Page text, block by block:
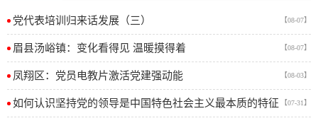
【08-07】
党代表培训归来话发展（三）
【08-07】
眉县汤峪镇：变化看得见 温暖摸得着
【08-03】
凤翔区：党员电教片激活党建强动能
【07-31】
如何认识坚持党的领导是中国特色社会主义最本质的特征